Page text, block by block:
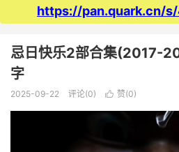
https://pan.quark.cn/
忌日快乐2部合集(2017-
字
2025-09-22 评论(0)  赞(0)